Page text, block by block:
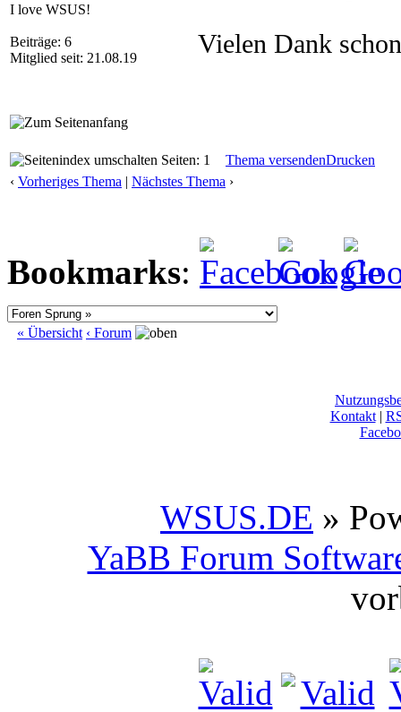
I love WSUS!
Beiträge: 6
Mitglied seit: 21.08.19
Vielen Dank
Seiten: 1 Thema versendenDrucken
‹ Vorheriges Thema | Nächstes Thema ›
Bookmarks:
« Übersicht ‹ Forum
Kontakt|
WSUS.DE »
YaBB Forum